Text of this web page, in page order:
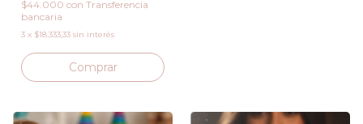
$44.000 con Transferencia
bancaria
3 x $18.333,33 sin interés